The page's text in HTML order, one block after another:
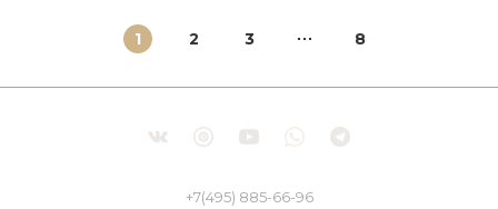
1 2 3 8
+7(495) 885-66-96